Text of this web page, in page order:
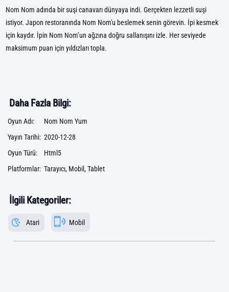
Nom Nom adında bir suşi canavarı dünyaya indi. Gerçekten lezzetli suşi
istiyor. Japon restoranında Nom Nom'u beslemek senin görevin. İpi kesmek
için kaydır. İpin Nom Nom’un ağzına doğru sallanışını izle. Her seviyede
maksimum puan için yıldızları topla.
Daha Fazla Bilgi:
Oyun Adı:
Nom Nom Yum
Yayın Tarihi: 2020-12-28
Oyun Türü:
Html5
Platformlar: Tarayıcı, Mobil, Tablet
İlgili Kategoriler:
Atari Mobil